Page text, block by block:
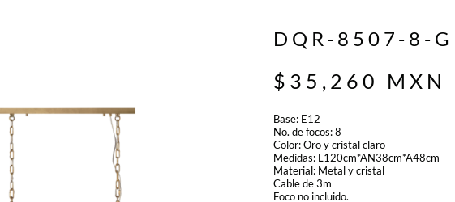
DQR-8507-8-
$ 35,260 MXN
Base: E12
No. de focos: 8
Color: Oro y cristal claro
Medidas: L120cm*AN38cm*A48cm
Material: Metal y cristal
Cable de 3m
Foco no incluido.